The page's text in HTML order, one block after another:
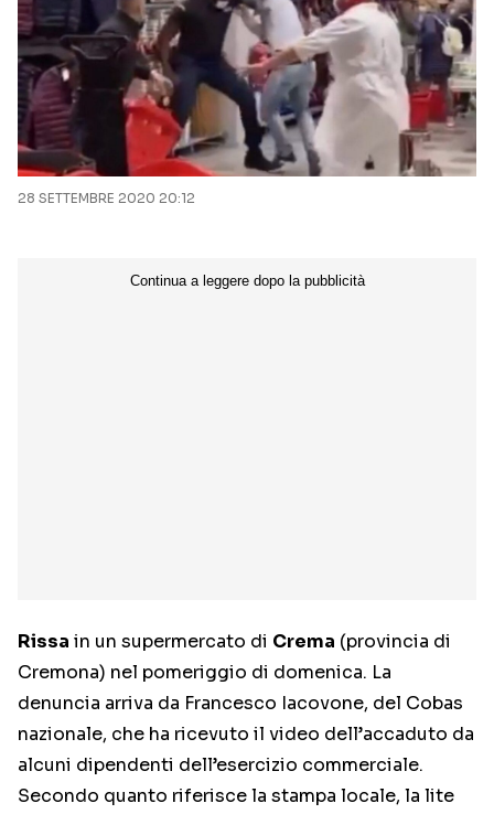
28 SETTEMBRE 2020 20:12
Rissa in un supermercato di Crema (provincia di
Cremona) nel pomeriggio di domenica. La
denuncia arriva da Francesco Iacovone, del Cobas
nazionale, che ha ricevuto il video dell’accaduto da
alcuni dipendenti dell’esercizio commerciale.
Secondo quanto riferisce la stampa locale, la lite